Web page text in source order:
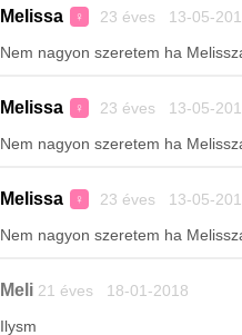
Melissa ♀ 23 éves 13-05-
Nem nagyon szeretem ha
Melissa ♀ 23 éves 13-05-
Nem nagyon szeretem ha
Melissa ♀ 23 éves 13-05-
Nem nagyon szeretem ha
Meli21 éves 18-01-2018
Ilysm